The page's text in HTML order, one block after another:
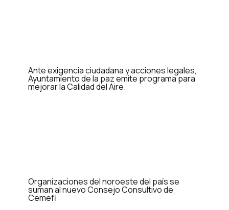
Ante exigencia ciudadana y acciones legales,
Ayuntamiento de la paz emite programa para
mejorar la Calidad del Aire.
Organizaciones del noroeste del país se
suman al nuevo Consejo Consultivo de
Cemefi